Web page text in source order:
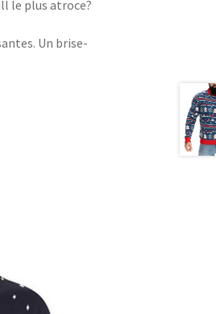
le plus atroce?
Un brise-